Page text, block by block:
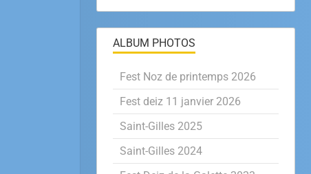
ALBUM PHOTOS
Fest Noz de printemps 2026
Fest deiz 11 janvier 2026
Saint-Gilles 2025
Saint-Gilles 2024